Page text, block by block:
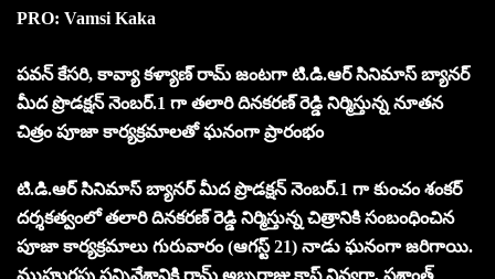
PRO: Vamsi Kaka
ప‌వ‌న్ కేస‌రి, కావ్యా క‌ళ్యాణ్ రామ్ జంటగా టి.డి.ఆర్ సినిమాస్ బ్యానర్
మీద ప్రొడక్షన్ నెంబర్.1 గా తలారి దినకరణ్ రెడ్డి నిర్మిస్తున్న నూతన
చిత్రం పూజా కార్యక్రమాలతో ఘనంగా ప్రారంభం
టి.డి.ఆర్ సినిమాస్ బ్యానర్ మీద ప్రొడక్షన్ నెంబర్.1 గా కుంచం శంకర్
దర్శకత్వంలో తలారి దినకరణ్ రెడ్డి నిర్మిస్తున్న చిత్రానికి సంబంధించిన
పూజా కార్యక్రమాలు గురువారం (ఆగస్ట్ 21) నాడు ఘనంగా జరిగాయి.
ముహుర్త‌పు స‌న్నివేశానికి రామ్ అబ్బ‌రాజు క్లాప్ నివ్వ‌గా, ప్ర‌శాంత్